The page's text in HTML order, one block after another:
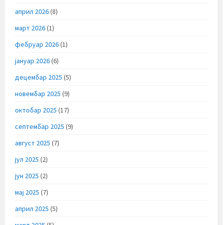
април 2026(8)
март 2026(1)
фебруар 2026(1)
јануар 2026(6)
децембар 2025 (5)
новембар 2025 (9)
октобар 2025 (17)
септембар 2025 (9)
август 2025 (7)
јул 2025 (2)
јун 2025 (2)
мај 2025 (7)
април 2025 (5)